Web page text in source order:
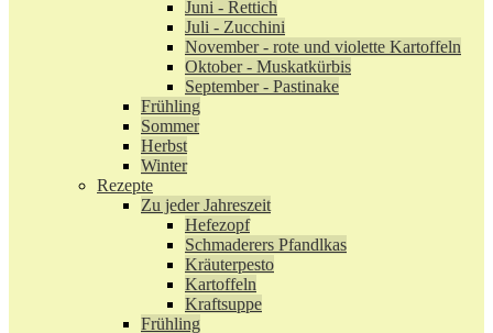
Juni - Rettich
Juli - Zucchini
November - rote und violette Kartoffeln
Oktober - Muskatkürbis
September - Pastinake
Frühling
Sommer
Herbst
Winter
Rezepte
Zu jeder Jahreszeit
Hefezopf
Schmaderers Pfandlkas
Kräuterpesto
Kartoffeln
Kraftsuppe
Frühling